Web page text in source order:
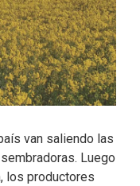
van saliendo las
Luego
los productores